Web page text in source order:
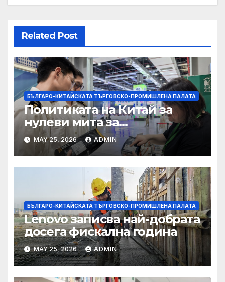
Related Post
БЪЛГАРО-КИТАЙСКАТА ТЪРГОВСКО-ПРОМИШЛЕНА ПАЛАТА
Политиката на Китай за
нулеви мита за
африканските страни е от
полза за кафе индустрията
MAY 25, 2026 ADMIN
БЪЛГАРО-КИТАЙСКАТА ТЪРГОВСКО-ПРОМИШЛЕНА ПАЛАТА
Lenovo записва най-добрата
досега фискална година
MAY 25, 2026 ADMIN